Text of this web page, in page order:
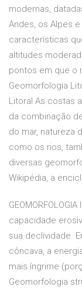
modernas,
Andes, os Alpes
características
altitudes
pontos em que o
Geomorfologia
Litoral As costas
da combinação
do mar, natureza
como os rios,
diversas
Wikipédia, a
capacidade
sua declividade.
côncava, a
mais íngrime
Geomorfologia